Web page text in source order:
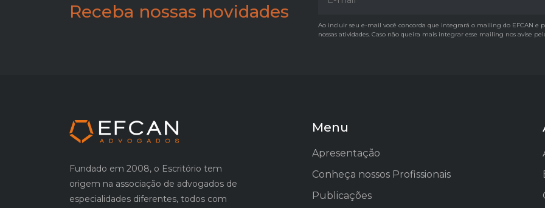
Receba nossas novidades
Ao incluir seu e-mail você concorda que integrará o mailing do EFCAN e
nossas atividades. Caso não queira mais integrar esse mailing nos avise
Fundado em 2008, o Escritório tem
origem na associação de advogados de
especialidades diferentes, todos com
Menu
Apresentação
Conheça nossos Profissionais
Publicações